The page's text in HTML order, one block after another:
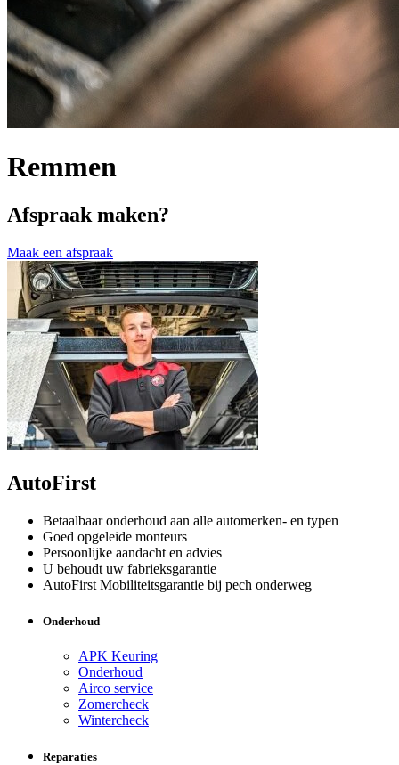
Remmen
Afspraak maken?
Maak een afspraak
AutoFirst
Betaalbaar onderhoud aan alle automerken- en typen
Goed opgeleide monteurs
Persoonlijke aandacht en advies
U behoudt uw fabrieksgarantie
AutoFirst Mobiliteitsgarantie bij pech onderweg
Onderhoud
APK Keuring
Onderhoud
Airco service
Zomercheck
Wintercheck
Reparaties